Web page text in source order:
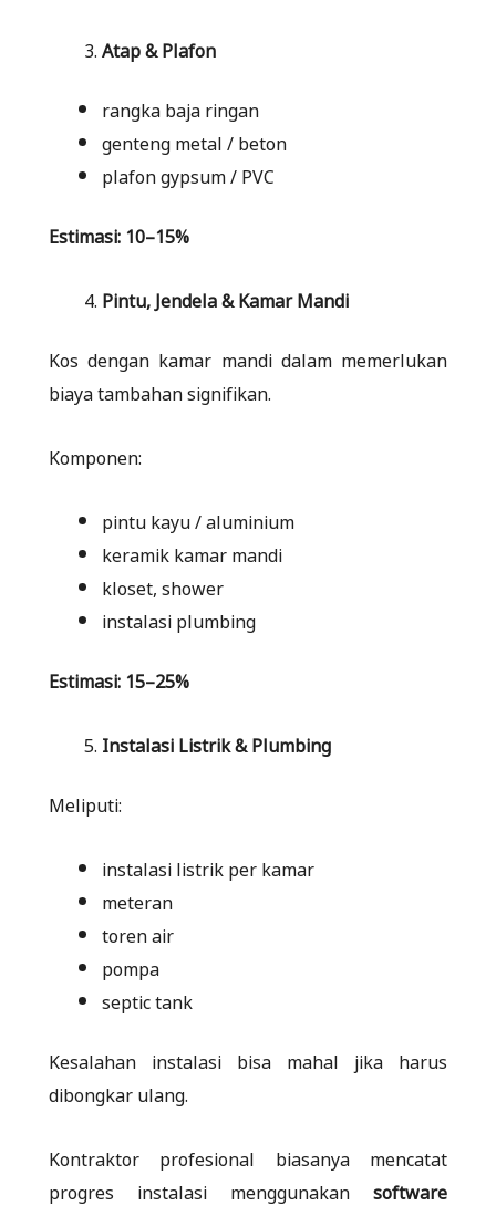
Atap & Plafon
rangka baja ringan
genteng metal / beton
plafon gypsum / PVC
Estimasi: 10–15%
Pintu, Jendela & Kamar Mandi
Kos dengan kamar mandi dalam memerlukan
biaya tambahan signifikan.
Komponen:
pintu kayu / aluminium
keramik kamar mandi
kloset, shower
instalasi plumbing
Estimasi: 15–25%
Instalasi Listrik & Plumbing
Meliputi:
instalasi listrik per kamar
meteran
toren air
pompa
septic tank
Kesalahan instalasi bisa mahal jika harus
dibongkar ulang.
Kontraktor profesional biasanya mencatat
progres instalasi menggunakan software